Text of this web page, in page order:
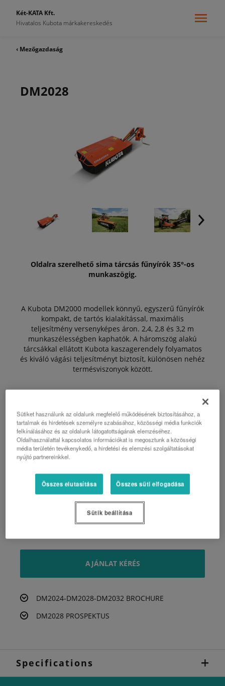
Két-KATA Kft.
Hivatalos Kubota márkakereskedés
‹ Mezőgazdaság
DM2028
Oldalra szerelhető sima tárcsás fűnyírók 35°-os
munkaszögig.
A Kubota DM2000 modellek könnyű, egyszerű fűnyírók
kompakt, de tartós kialakítással, maximális
teljesítmény versenyképes áron. 2,4, 2,8 és 3,2 m
munkaszélességben kaphatók. A háromszög alakú
tárcsákkal ellátott Kubota kaszagerendely folyamatos
és kiváló vágási teljesítményt biztosít, különösen nehéz
termésviszonyok között.
NonStop BreakAway
Könnyű emelés a fordulóban
Teljesen hegesztett Kubota vágóasztal
háromszög alakú tárcsákkal.
AJÁNLAT KÉRÉS
DM2024-DM2028-DM2032 BROCHURE
DM2028 PROSPEKTUS
Specifications
Sütiket használunk az oldalunk megfelelő működésének biztosításához, a
tartalmak és hirdetések személyre szabásához, közösségi média funkciók
felkínálásához és az oldalunk látogatottságának elemzéséhez.
Oldalhasználattal kapcsolatos információkat is megosztunk a közösségi
média területén tevékenykedő, a hirdetési és elemzési szolgáltatásokat
nyújtó partnereinkkel.
Összes elutasítása Összes süti elfogadása
Sütik beállítása